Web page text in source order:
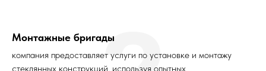
Монтажные бригады
компания предоставляет услуги по установке и монтажу
стеклянных конструкций, используя опытных